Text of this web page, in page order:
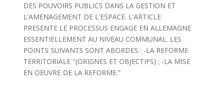
DES POUVOIRS PUBLICS DANS LA GESTION ET
L'AMENAGEMENT DE L'ESPACE. L'ARTICLE
PRESENTE LE PROCESSUS ENGAGE EN ALLEMAGNE
ESSENTIELLEMENT AU NIVEAU COMMUNAL. LES
POINTS SUIVANTS SONT ABORDES : -LA REFORME
TERRITORIALE "(ORIGNES ET OBJECTIFS) ; -LA MISE
EN OEUVRE DE LA REFORME."